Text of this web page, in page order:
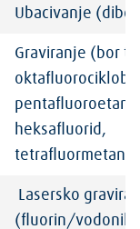
Ubacivanje
Graviranje (bor
pentafluoroetan,
heksafluorid,
tetrafluormetan)
Lasersko
(fluorin/vodonik,